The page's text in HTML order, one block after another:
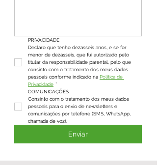
PRIVACIDADE
Declaro que tenho dezasseis anos, e se for
menor de dezasseis, que fui autorizado pelo
titular da responsabilidade parental, pelo que
consinto com o tratamento dos meus dados
pessoais conforme indicado na Política de
Privacidade *
COMUNICAÇÕES
Consinto com o tratamento dos meus dados
pessoais para o envio de newsletters e
comunicações por telefone (SMS, WhatsApp,
chamada de voz).
Enviar